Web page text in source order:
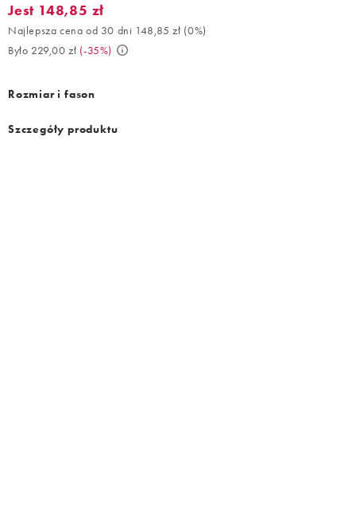
Jest 148,85 zł. Najlepsza cena od 30 dni 148,85 zł (0%). Było
Jest 148,85 zł
Najlepsza cena od 30 dni 148,85 zł (0%)
Było 229,00 zł (-35%)
Rozmiar i fason
Szczegóły produktu